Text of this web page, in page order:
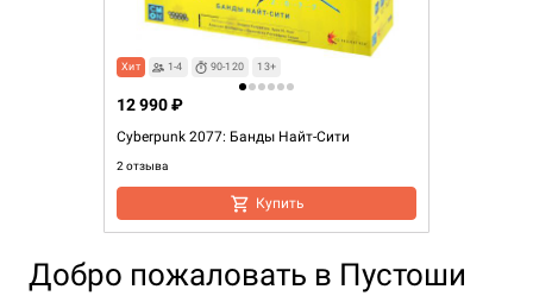
Хит 1-4 90-120 13+
Cyberpunk 2077: Банды Найт-Сити
2 отзыва
12 990 ₽
Купить
Добро пожаловать в Пустоши